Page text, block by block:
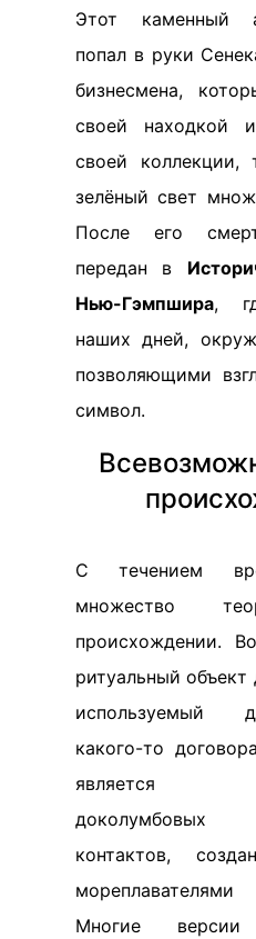
Этот каменный
попал в руки
бизнесмена,
своей находкой
своей
зелёный свет
После его
передан в
Нью-Гэмпшира,
наших дней,
позволяющими
символ.
С течением
множество
происхождении.
ритуальный
используемый
какого-то
является
доколумбовых
контактов,
Многие